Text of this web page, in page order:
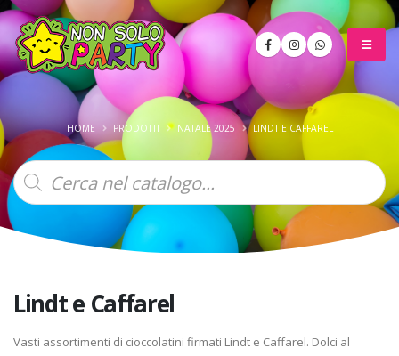
HOME PRODOTTI NATALE 2025 LINDT E CAFFAREL
Products
search
Lindt e Caffarel
Vasti assortimenti di cioccolatini firmati Lindt e Caffarel. Dolci al